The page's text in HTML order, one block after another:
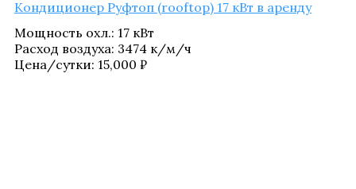
Кон­ди­ци­о­нер Руф­топ (rooftop) 17 кВт в аренду
Мощ­ность охл.: 17 кВт
Рас­ход воз­ду­ха: 3474 к/​м/​ч
Цена/​сутки: 15,000 ₽